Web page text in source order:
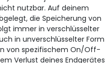
nutzbar. Auf deinem
die Speicherung von
immer in verschlüsselter
in unverschlüsselter Form
von spezifischem On/Off-
Verlust deines Endgerätes